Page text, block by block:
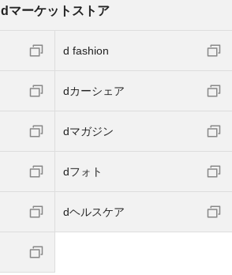
dマーケットストア
d fashion
dカーシェア
dマガジン
dフォト
dヘルスケア